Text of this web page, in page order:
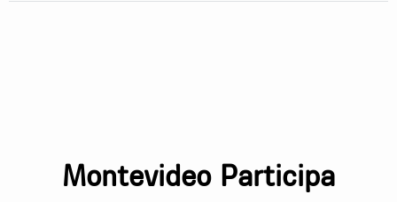
Montevideo Participa